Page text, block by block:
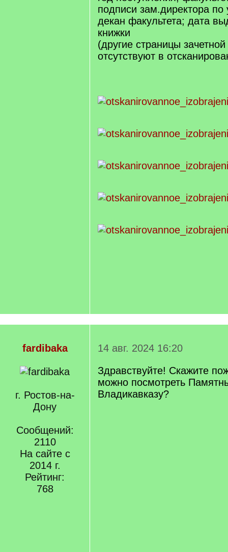
подписи зам.директора по
декан факультета; дата
книжки
(другие страницы
отсутствуют в
fardibaka
г. Ростов-на-
Дону
Сообщений:
2110
На сайте с
2014 г.
Рейтинг:
768
14 авг. 2024 16:20
Здравствуйте! Скажите
можно посмотреть
Владикавказу?